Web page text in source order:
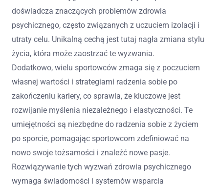
doświadcza znaczących problemów zdrowia
psychicznego, często związanych z uczuciem izolacji i
utraty celu. Unikalną cechą jest tutaj nagła zmiana stylu
życia, która może zaostrzać te wyzwania.
Dodatkowo, wielu sportowców zmaga się z poczuciem
własnej wartości i strategiami radzenia sobie po
zakończeniu kariery, co sprawia, że kluczowe jest
rozwijanie myślenia niezależnego i elastyczności. Te
umiejętności są niezbędne do radzenia sobie z życiem
po sporcie, pomagając sportowcom zdefiniować na
nowo swoje tożsamości i znaleźć nowe pasje.
Rozwiązywanie tych wyzwań zdrowia psychicznego
wymaga świadomości i systemów wsparcia